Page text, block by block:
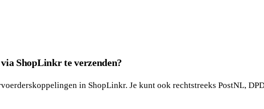
ShopLinkr te verzenden?
in ShopLinkr. Je kunt ook rechtstreeks PostNL,